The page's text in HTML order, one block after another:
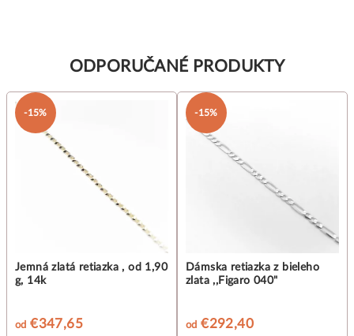
ODPORUČANÉ PRODUKTY
-15%
Jemná zlatá retiazka , od 1,90
g, 14k
od €347,65
-15%
Dámska retiazka z bieleho
zlata ,,Figaro 040"
od €292,40